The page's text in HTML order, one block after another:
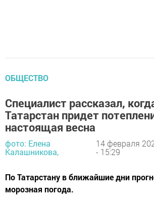
ОБЩЕСТВО
Специалист рассказал,
Татарстан придет
настоящая весна
фото: Елена
Калашникова,
14 февраля
- 15:29
По Татарстану в ближайшие дни
морозная погода.